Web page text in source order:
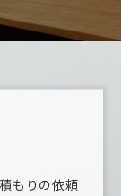
もりの依頼